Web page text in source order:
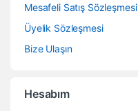
Mesafeli Satış Sözleşmesi
Üyelik Sözleşmesi
Bize Ulaşın
Hesabım